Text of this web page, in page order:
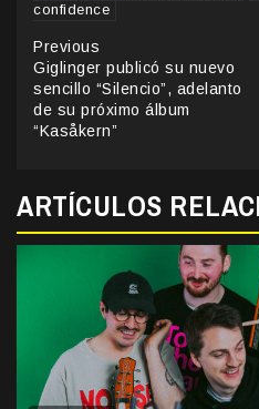
confidence
Continue
Reading
Previous
Giglinger publicó su nuevo
sencillo “Silencio”, adelanto
de su próximo álbum
“Kasåkern”
ARTÍCULOS